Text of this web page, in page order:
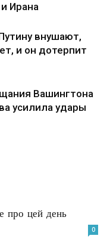
Ирана
внушают,
и он дотерпит
Вашингтона
усилила удары
про цей день
0